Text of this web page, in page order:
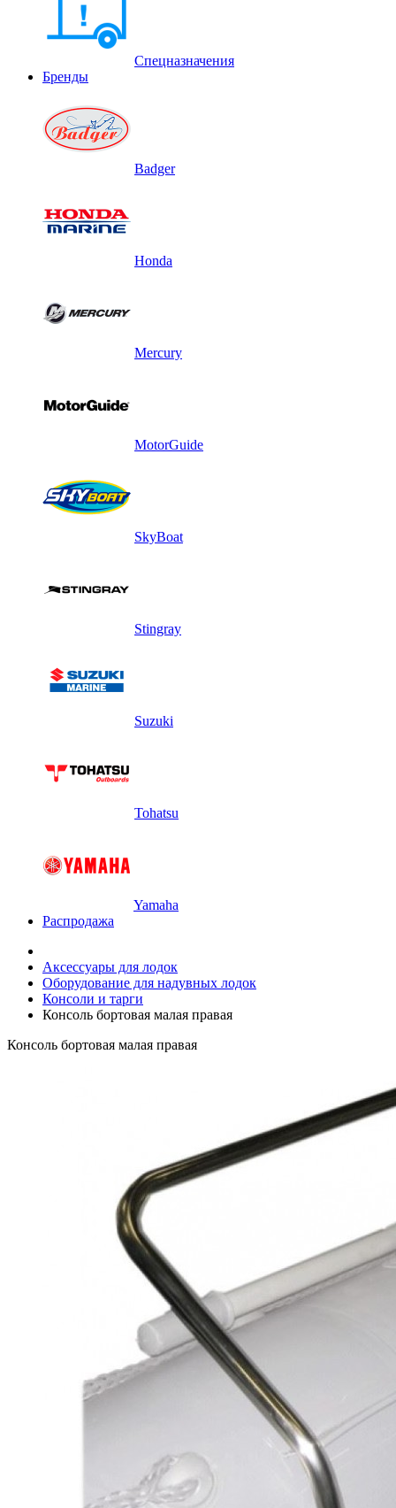
Спецназначения
Бренды
Badger
Honda
Mercury
MotorGuide
SkyBoat
Stingray
Suzuki
Tohatsu
Yamaha
Распродажа
Аксессуары для лодок
Оборудование для надувных лодок
Консоли и тарги
Консоль бортовая малая правая
Консоль бортовая малая правая